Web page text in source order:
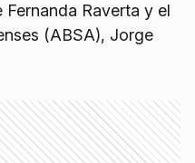
Raverta y el
(ABSA), Jorge